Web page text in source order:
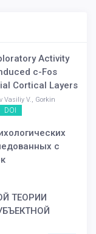
Activity
c-Fos
Cortical Layers
Vasiliy V., Gorkin
DOI
с
ТЕОРИИ